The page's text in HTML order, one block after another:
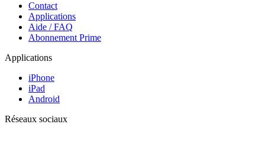
Contact
Applications
Aide / FAQ
Abonnement Prime
Applications
iPhone
iPad
Android
Réseaux sociaux